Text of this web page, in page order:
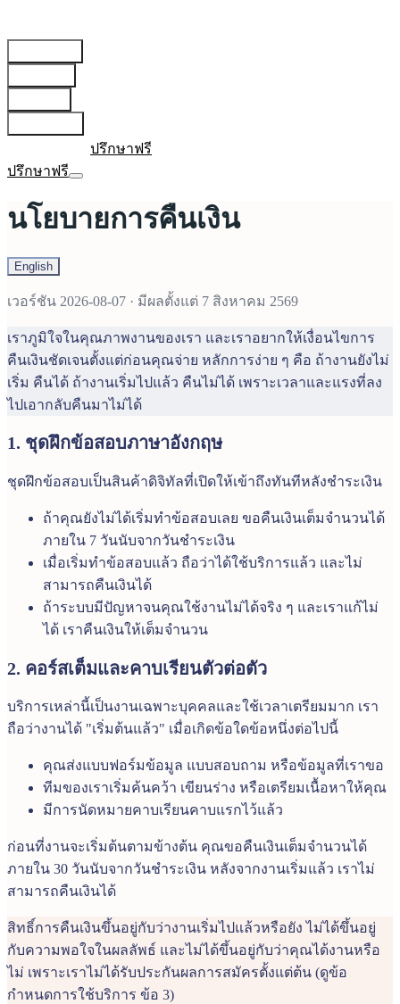
ปรึกษาฟรี
ปรึกษาฟรี
นโยบายการคืนเงิน
English
เวอร์ชัน 2026-08-07 · มีผลตั้งแต่ 7 สิงหาคม 2569
เราภูมิใจในคุณภาพงานของเรา และเราอยากให้เงื่อนไขการ
คืนเงินชัดเจนตั้งแต่ก่อนคุณจ่าย หลักการง่าย ๆ คือ ถ้างานยังไม่
เริ่ม คืนได้ ถ้างานเริ่มไปแล้ว คืนไม่ได้ เพราะเวลาและแรงที่ลง
ไปเอากลับคืนมาไม่ได้
1. ชุดฝึกข้อสอบภาษาอังกฤษ
ชุดฝึกข้อสอบเป็นสินค้าดิจิทัลที่เปิดให้เข้าถึงทันทีหลังชำระเงิน
ถ้าคุณยังไม่ได้เริ่มทำข้อสอบเลย ขอคืนเงินเต็มจำนวนได้
ภายใน 7 วันนับจากวันชำระเงิน
เมื่อเริ่มทำข้อสอบแล้ว ถือว่าได้ใช้บริการแล้ว และไม่
สามารถคืนเงินได้
ถ้าระบบมีปัญหาจนคุณใช้งานไม่ได้จริง ๆ และเราแก้ไม่
ได้ เราคืนเงินให้เต็มจำนวน
2. คอร์สเต็มและคาบเรียนตัวต่อตัว
บริการเหล่านี้เป็นงานเฉพาะบุคคลและใช้เวลาเตรียมมาก เรา
ถือว่างานได้ "เริ่มต้นแล้ว" เมื่อเกิดข้อใดข้อหนึ่งต่อไปนี้
คุณส่งแบบฟอร์มข้อมูล แบบสอบถาม หรือข้อมูลที่เราขอ
ทีมของเราเริ่มค้นคว้า เขียนร่าง หรือเตรียมเนื้อหาให้คุณ
มีการนัดหมายคาบเรียนคาบแรกไว้แล้ว
ก่อนที่งานจะเริ่มต้นตามข้างต้น คุณขอคืนเงินเต็มจำนวนได้
ภายใน 30 วันนับจากวันชำระเงิน หลังจากงานเริ่มแล้ว เราไม่
สามารถคืนเงินได้
สิทธิ์การคืนเงินขึ้นอยู่กับว่างานเริ่มไปแล้วหรือยัง ไม่ได้ขึ้นอยู่
กับความพอใจในผลลัพธ์ และไม่ได้ขึ้นอยู่กับว่าคุณได้งานหรือ
ไม่ เพราะเราไม่ได้รับประกันผลการสมัครตั้งแต่ต้น (ดูข้อ
กำหนดการใช้บริการ ข้อ 3)